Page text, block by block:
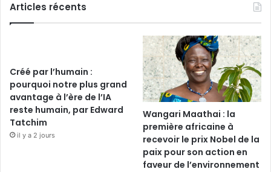
Articles récents
Créé par l’humain :
pourquoi notre plus grand
avantage à l’ère de l’IA
reste humain, par Edward
Tatchim
il y a 2 jours
Wangari Maathai : la
première africaine à
recevoir le prix Nobel de la
paix pour son action en
faveur de l’environnement